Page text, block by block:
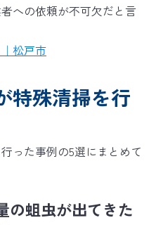
への依頼が不可欠だと言
松戸市
特殊清掃を行
った事例の5選にまとめて
の蛆虫が出てきた